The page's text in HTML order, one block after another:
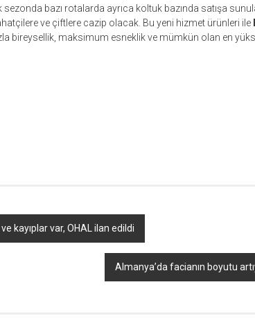
bazı rotalarda ayrıca koltuk bazında satışa
ve çiftlere cazip olacak. Bu yeni hizmet ürünleri ile
bireysellik, maksimum esneklik ve mümkün olan en
kayıplar var, OHAL ilan edildi
Almanya’da facianın boyutu